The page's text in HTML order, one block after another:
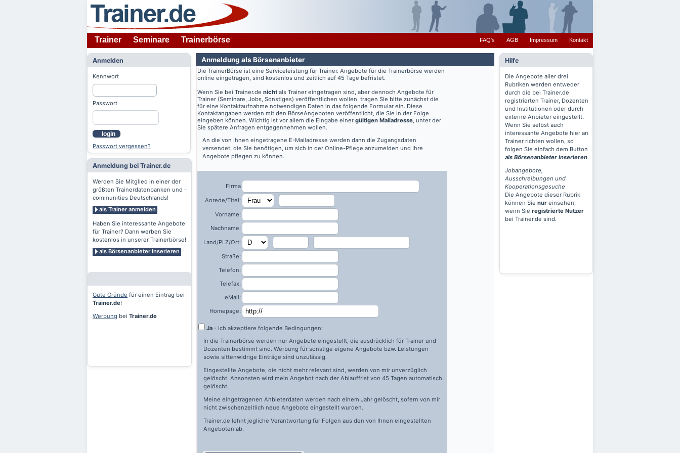
Trainer Seminare Trainerbörse FAQ's AGB Impressum Kontakt
Anmelden
Kennwort
Passwort
login
Passwort vergessen?
Anmeldung bei Trainer.de
Werden Sie Mitglied in einer der
größten Trainerdatenbanken und -
communities Deutschlands!
als Trainer anmelden
Haben Sie interessante Angebote
für Trainer? Dann werben Sie
kostenlos in unserer Trainerbörse!
als Börsenanbieter inserieren
Gute Gründe für einen Eintrag bei
Trainer.de!
Werbung bei Trainer.de
Hilfe
Die Angebote aller drei
Rubriken werden entweder
durch die bei Trainer.de
registrierten Trainer, Dozenten
und Institutionen oder durch
externe Anbieter eingestellt.
Wenn Sie selbst auch
interessante Angebote hier an
Trainer richten wollen, so
folgen Sie einfach dem Button
als Börsenanbieter inserieren.
Jobangebote,
Ausschreibungen und
Kooperationsgesuche
Die Angebote dieser Rubrik
können Sie nur einsehen,
wenn Sie registrierte Nutzer
bei Trainer.de sind.
Anmeldung als Börsenanbieter
Die TrainerBörse ist eine Serviceleistung für Trainer. Angebote für die Trainerbörse werden
online eingetragen, sind kostenlos und zeitlich auf 45 Tage befristet.
Wenn Sie bei Trainer.de nicht als Trainer eingetragen sind, aber dennoch Angebote für
Trainer (Seminare, Jobs, Sonstiges) veröffentlichen wollen, tragen Sie bitte zunächst die
für eine Kontaktaufnahme notwendigen Daten in das folgende Formular ein. Diese
Kontaktangaben werden mit den BörseAngeboten veröffentlicht, die Sie in der Folge
eingeben können. Wichtig ist vor allem die Eingabe einer gültigen Mailadresse, unter der
Sie spätere Anfragen entgegennehmen wollen.
An die von Ihnen eingetragene E-Mailadresse werden dann die Zugangsdaten
versendet, die Sie benötigen, um sich in der Online-Pflege anzumelden und Ihre
Angebote pflegen zu können.
Firma
Anrede/Titel:
Vorname:
Nachname:
Land/PLZ/Ort:
Straße:
Telefon:
Telefax:
eMail:
Homepage:
Ja - Ich akzeptiere folgende Bedingungen:
In die Trainerbörse werden nur Angebote eingestellt, die ausdrücklich für Trainer und
Dozenten bestimmt sind. Werbung für sonstige eigene Angebote bzw. Leistungen
sowie sittenwidrige Einträge sind unzulässig.
Eingestellte Angebote, die nicht mehr relevant sind, werden von mir unverzüglich
gelöscht. Ansonsten wird mein Angebot nach der Ablauffrist von 45 Tagen automatisch
gelöscht.
Meine eingetragenen Anbieterdaten werden nach einem Jahr gelöscht, sofern von mir
nicht zwischenzeitlich neue Angebote eingestellt wurden.
Trainer.de lehnt jegliche Verantwortung für Folgen aus den von Ihnen eingestellten
Angeboten ab.